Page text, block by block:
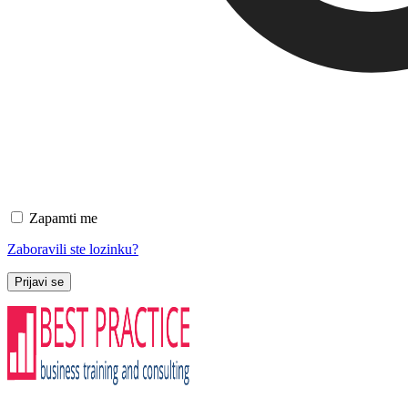
Zapamti me
Zaboravili ste lozinku?
Prijavi se